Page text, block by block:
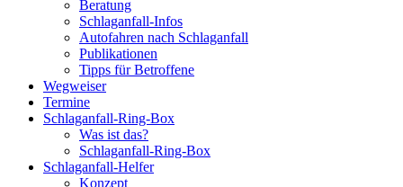
Beratung
Schlaganfall-Infos
Autofahren nach Schlaganfall
Publikationen
Tipps für Betroffene
Wegweiser
Termine
Schlaganfall-Ring-Box
Was ist das?
Schlaganfall-Ring-Box
Schlaganfall-Helfer
Konzept